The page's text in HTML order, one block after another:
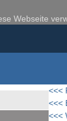
<<<
<<<
<<<
Webseite